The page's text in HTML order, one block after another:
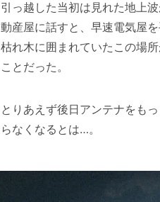
引っ越した当初は見れた地上
動産屋に話すと、早速電気屋
枯れ木に囲まれていたこの場
ことだった。
とりあえず後日アンテナをも
らなくなるとは…。